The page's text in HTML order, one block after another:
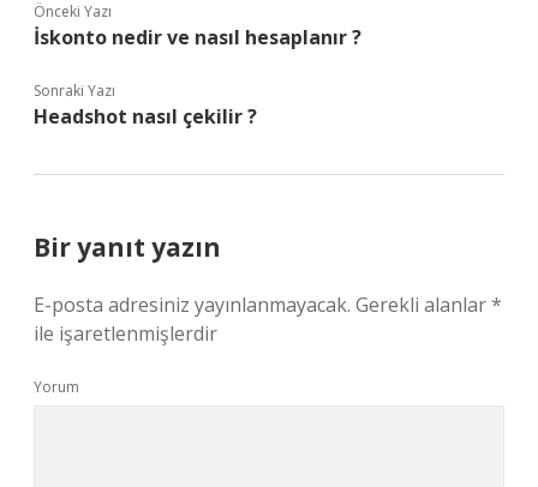
Önceki Yazı
İskonto nedir ve nasıl hesaplanır ?
Sonraki Yazı
Headshot nasıl çekilir ?
Bir yanıt yazın
E-posta adresiniz yayınlanmayacak. Gerekli alanlar*
ile işaretlenmişlerdir
Yorum